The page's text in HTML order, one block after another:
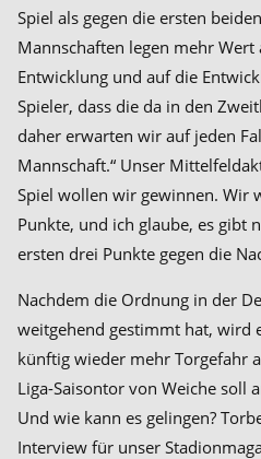
Spiel als gegen die ersten
Mannschaften legen mehr Wert
Entwicklung und auf die
Spieler, dass die da in den
daher erwarten wir auf jeden
Mannschaft.“ Unser
Spiel wollen wir gewinnen. Wir
Punkte, und ich glaube, es gibt
ersten drei Punkte gegen die
Nachdem die Ordnung in der
weitgehend gestimmt hat, wird
künftig wieder mehr Torgefahr
Liga-Saisontor von Weiche soll
Und wie kann es gelingen?
Interview für unser